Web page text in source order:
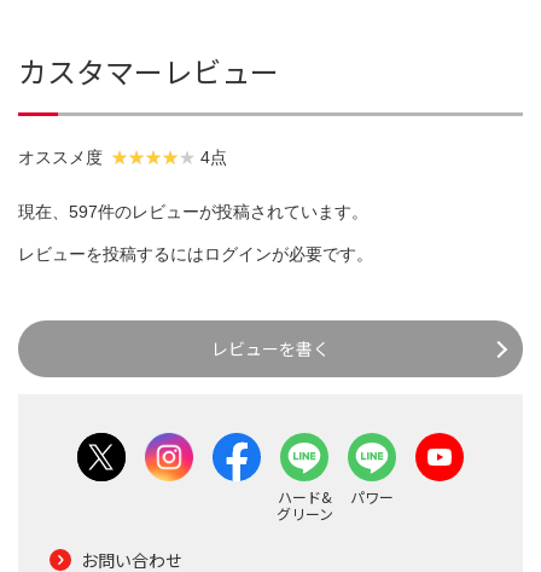
カスタマーレビュー
オススメ度 4点
現在、597件のレビューが投稿されています。
レビューを投稿するにはログインが必要です。
レビューを書く
ハード&
グリーン
パワー
お問い合わせ